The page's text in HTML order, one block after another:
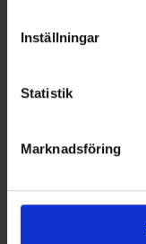
Inställningar
Statistik
Marknadsföring
Muurikka Wok 40
Muurikka
6805